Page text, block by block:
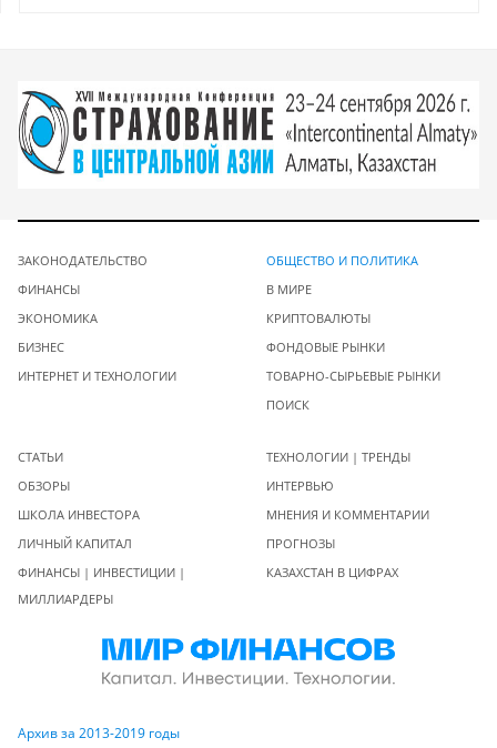
ЗАКОНОДАТЕЛЬСТВО
ФИНАНСЫ
ЭКОНОМИКА
БИЗНЕС
ИНТЕРНЕТ И ТЕХНОЛОГИИ
ОБЩЕСТВО И ПОЛИТИКА
В МИРЕ
КРИПТОВАЛЮТЫ
ФОНДОВЫЕ РЫНКИ
ТОВАРНО-СЫРЬЕВЫЕ РЫНКИ
ПОИСК
СТАТЬИ
ОБЗОРЫ
ШКОЛА ИНВЕСТОРА
ЛИЧНЫЙ КАПИТАЛ
ФИНАНСЫ | ИНВЕСТИЦИИ |
МИЛЛИАРДЕРЫ
ТЕХНОЛОГИИ | ТРЕНДЫ
ИНТЕРВЬЮ
МНЕНИЯ И КОММЕНТАРИИ
ПРОГНОЗЫ
КАЗАХСТАН В ЦИФРАХ
Архив за 2013-2019 годы